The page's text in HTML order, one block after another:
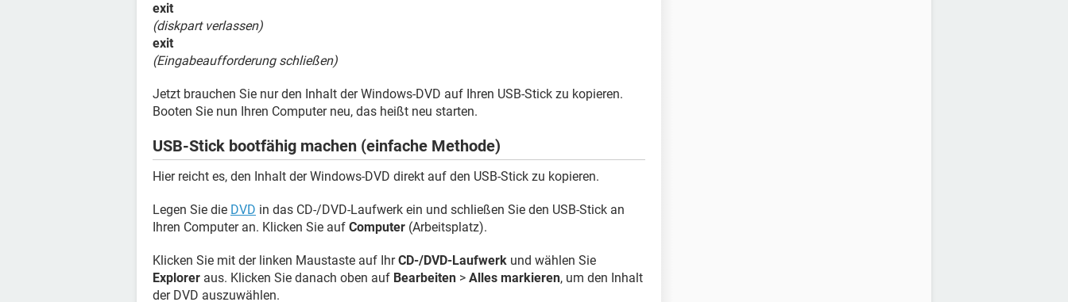
exit
(diskpart verlassen)
exit
(Eingabeaufforderung schließen)
Jetzt brauchen Sie nur den Inhalt der Windows-DVD auf Ihren USB-Stick zu kopieren.
Booten Sie nun Ihren Computer neu, das heißt neu starten.
USB-Stick bootfähig machen (einfache Methode)
Hier reicht es, den Inhalt der Windows-DVD direkt auf den USB-Stick zu kopieren.
Legen Sie die DVD in das CD-/DVD-Laufwerk ein und schließen Sie den USB-Stick an
Ihren Computer an. Klicken Sie auf Computer (Arbeitsplatz).
Klicken Sie mit der linken Maustaste auf IhrCD-/DVD-Laufwerk und wählen Sie
Explorer aus. Klicken Sie danach oben auf Bearbeiten > Alles markieren, um den Inhalt
der DVD auszuwählen.